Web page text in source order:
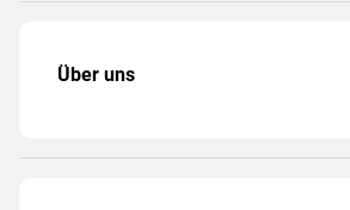
Über uns